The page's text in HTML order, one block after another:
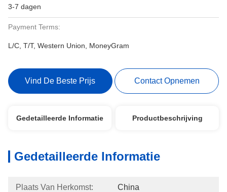
3-7 dagen
Payment Terms:
L/C, T/T, Western Union, MoneyGram
Vind De Beste Prijs Contact Opnemen
Gedetailleerde Informatie Productbeschrijving
Gedetailleerde Informatie
Plaats Van Herkomst: China